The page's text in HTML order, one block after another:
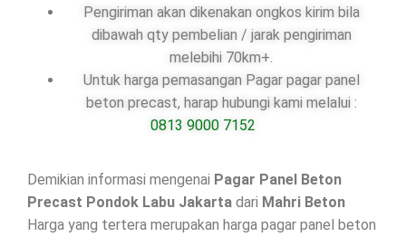
Pengiriman akan dikenakan ongkos kirim bila
dibawah qty pembelian / jarak pengiriman
melebihi 70km+.
Untuk harga pemasangan Pagar pagar panel
beton precast, harap hubungi kami melalui :
0813 9000 7152
Demikian informasi mengenai Pagar Panel Beton
Precast Pondok Labu Jakarta dari Mahri Beton
Harga yang tertera merupakan harga pagar panel beton